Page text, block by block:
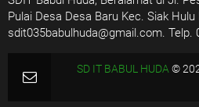
Pulai Desa Desa Baru Kec. Siak Hulu
sdit035babulhuda@gmail.com. Telp.
SD IT BABUL HUDA ©